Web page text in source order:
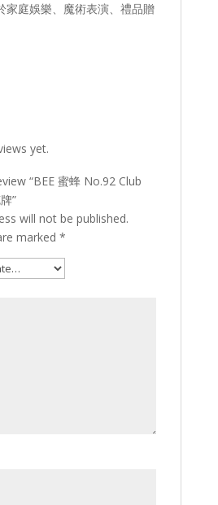
家庭娛樂、魔術表演、禮品贈
yet.
“BEE 蜜蜂 No.92 Club
”
will not be published.
marked *